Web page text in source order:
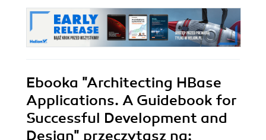
Ebooka "Architecting HBase
Applications. A Guidebook for
Successful Development and
Design" przeczytasz na: